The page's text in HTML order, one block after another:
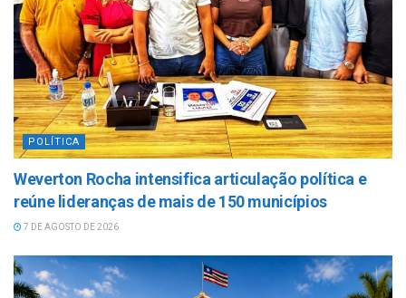
POLÍTICA
Weverton Rocha intensifica articulação política e
reúne lideranças de mais de 150 municípios
7 DE AGOSTO DE 2026